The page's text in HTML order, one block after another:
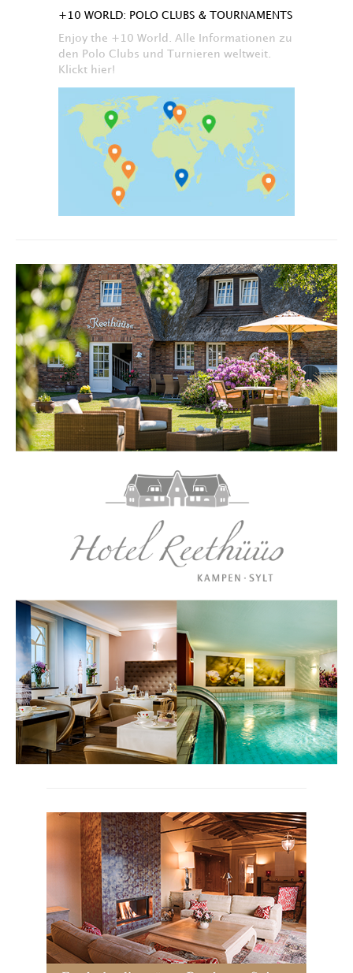
+10 WORLD: POLO CLUBS & TOURNAMENTS
Enjoy the +10 World. Alle Informationen zu
den Polo Clubs und Turnieren weltweit.
Klickt hier!